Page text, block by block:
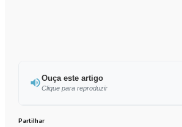
Ouça este artigo
Clique para reproduzir
Partilhar